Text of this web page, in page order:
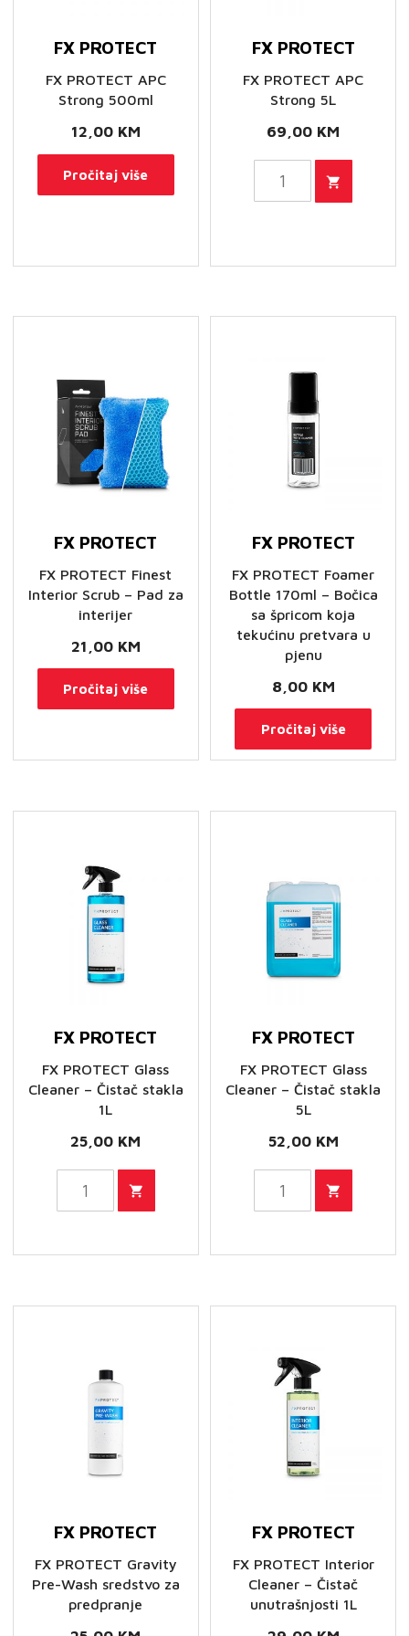
FX PROTECT
FX PROTECT APC
Strong 500ml
12,00 KM
Pročitaj više
FX PROTECT
FX PROTECT APC
Strong 5L
69,00 KM
PROTECT
Strong
količina
FX PROTECT
FX PROTECT Finest
Interior Scrub – Pad za
interijer
21,00 KM
Pročitaj više
FX PROTECT
FX PROTECT Foamer
Bottle 170ml – Bočica
sa špricom koja
tekućinu pretvara u
pjenu
8,00 KM
Pročitaj više
FX PROTECT
FX PROTECT Glass
Cleaner – Čistač stakla
1L
25,00 KM
PROTECT
količina
FX PROTECT
FX PROTECT Glass
Cleaner – Čistač stakla
5L
52,00 KM
PROTECT
stakla
količina
FX PROTECT
FX PROTECT Gravity
Pre-Wash sredstvo za
predpranje
FX PROTECT
FX PROTECT Interior
Cleaner – Čistač
unutrašnjosti 1L